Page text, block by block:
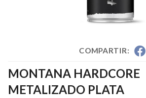
COMPARTIR:
MONTANA HARDCORE
METALIZADO PLATA